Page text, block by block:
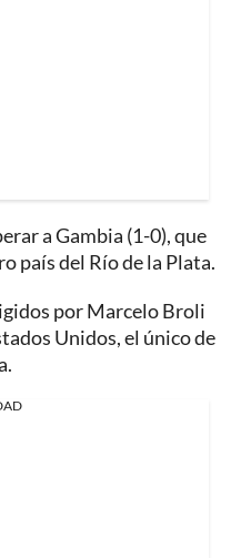
a Gambia (1-0), que
país del Río de la Plata.
por Marcelo Broli
Unidos, el único de